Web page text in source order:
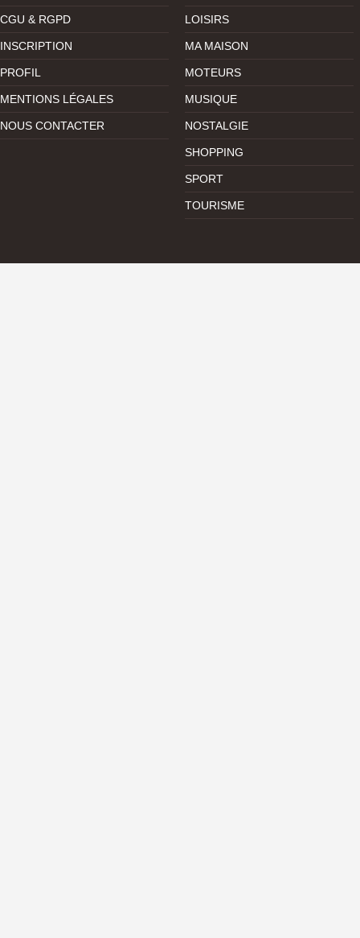
CGU & RGPD
INSCRIPTION
PROFIL
MENTIONS LÉGALES
NOUS CONTACTER
LOISIRS
MA MAISON
MOTEURS
MUSIQUE
NOSTALGIE
SHOPPING
SPORT
TOURISME